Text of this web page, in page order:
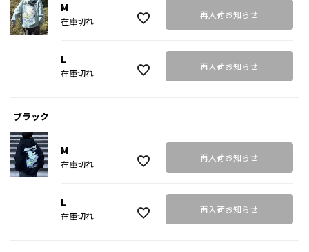
M
在庫切れ
再入荷お知らせ
L
在庫切れ
再入荷お知らせ
ブラック
M
在庫切れ
再入荷お知らせ
L
在庫切れ
再入荷お知らせ